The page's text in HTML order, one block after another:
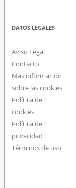
DATOS LEGALES
Aviso Legal
Contacto
Más información
sobre las cookies
Política de
cookies
Política de
privacidad
Términos de uso